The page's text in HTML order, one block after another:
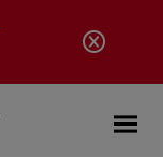
Open